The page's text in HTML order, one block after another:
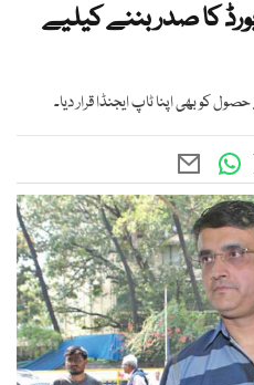
کا صدر بننے کیلیے
کو بھی اپنا ٹاپ ایجنڈا قرار دیا۔